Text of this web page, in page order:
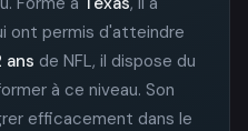
ont permis d'atteindre
ans de NFL, il dispose du
à ce niveau. Son
efficacement dans le